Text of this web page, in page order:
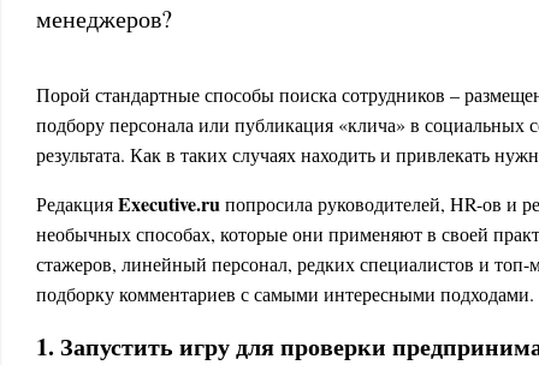
менеджеров?
Порой стандартные способы поиска сотрудников –
подбору персонала или публикация «клича» в социальных
результата. Как в таких случаях находить и привлекать
РедакцияExecutive.ruпопросила руководителей, HR-ов и
необычных способах, которые они применяют в своей
стажеров, линейный персонал, редких специалистов и
подборку комментариев с самыми интересными подходами.
1. Запустить игру для проверки